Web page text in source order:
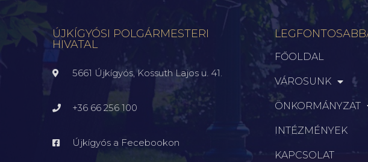
ÚJKÍGYÓSI POLGÁRMESTERI
HIVATAL
5661 Újkígyós, Kossuth Lajos u. 41.
+36 66 256 100
Újkígyós a Fecebookon
FŐOLDAL
VÁROSUNK
ÖNKORMÁNYZAT
INTÉZMÉNYEK
KAPCSOLAT